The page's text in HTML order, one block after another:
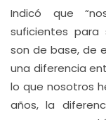
Indicó que
suficientes para
son de base, de
una diferencia
lo que nosotros
años, la